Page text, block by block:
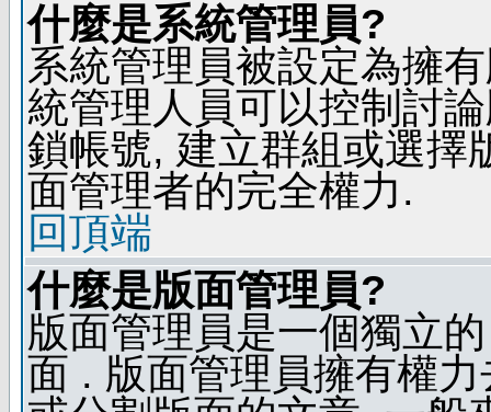
什麼是系統管理員?
系統管理員被設定為擁
統管理人員可以控制討
鎖帳號, 建立群組或選擇
面管理者的完全權力.
回頂端
什麼是版面管理員?
版面管理員是一個獨立
面 . 版面管理員擁有權